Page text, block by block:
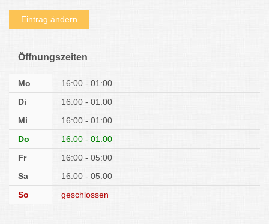
Eintrag ändern
Öffnungszeiten
Mo
16:00 - 01:00
Di
16:00 - 01:00
Mi
16:00 - 01:00
Do
16:00 - 01:00
Fr
16:00 - 05:00
Sa
16:00 - 05:00
So
geschlossen